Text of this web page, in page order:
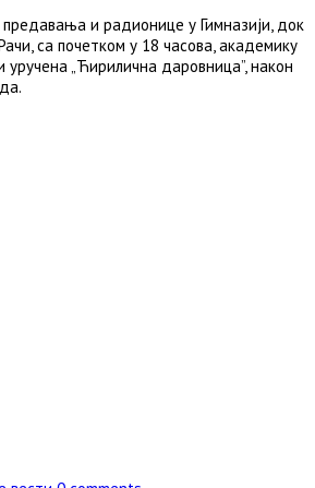
и радионице у Гимназији, док
са почетком у 18 часова, академику
„Ћирилична даровница”, након